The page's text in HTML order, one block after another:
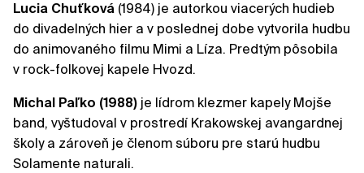
Lucia Chuťková (1984) je autorkou viacerých hudieb
do divadelných hier a v poslednej dobe vytvorila hudbu
do animovaného filmu Mimi a Líza. Predtým pôsobila
v rock-folkovej kapele Hvozd.
Michal Paľko (1988) je lídrom klezmer kapely Mojše
band, vyštudoval v prostredí Krakowskej avangardnej
školy a zároveň je členom súboru pre starú hudbu
Solamente naturali.